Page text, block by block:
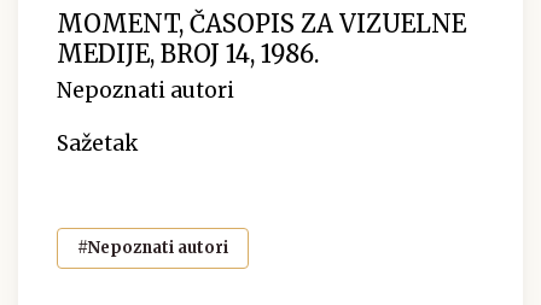
MOMENT, ČASOPIS ZA VIZUELNE
MEDIJE, BROJ 14, 1986.
Nepoznati autori
Sažetak
#Nepoznati autori